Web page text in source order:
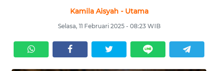
Kamila Aisyah - Utama
Selasa, 11 Februari 2025 - 08:23 WIB
OPINI